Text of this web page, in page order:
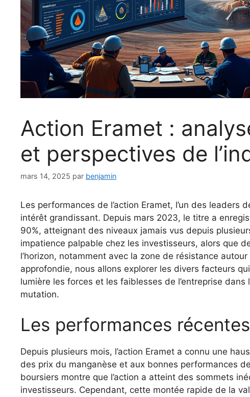
Action Eramet :
et perspectives de
mars 14, 2025 par benjamin
Les performances de l’action Eramet, l’un des leaders
intérêt grandissant. Depuis mars 2023, le titre a
90%, atteignant des niveaux jamais vus depuis
impatience palpable chez les investisseurs, alors que
l’horizon, notamment avec la zone de résistance
approfondie, nous allons explorer les divers facteurs
lumière les forces et les faiblesses de l’entreprise
mutation.
Les performances
Depuis plusieurs mois, l’action Eramet a connu une
des prix du manganèse et aux bonnes performances
boursiers montre que l’action a atteint des sommets
investisseurs. Cependant, cette montée rapide de la